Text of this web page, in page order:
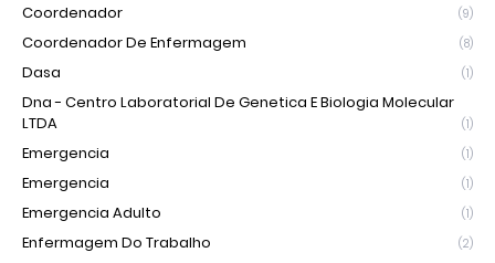
Coordenador (9)
Coordenador De Enfermagem (8)
Dasa (1)
Dna - Centro Laboratorial De Genetica E Biologia Molecular
LTDA
(1)
Emergencia (1)
Emergencia (1)
Emergencia Adulto (1)
Enfermagem Do Trabalho (2)